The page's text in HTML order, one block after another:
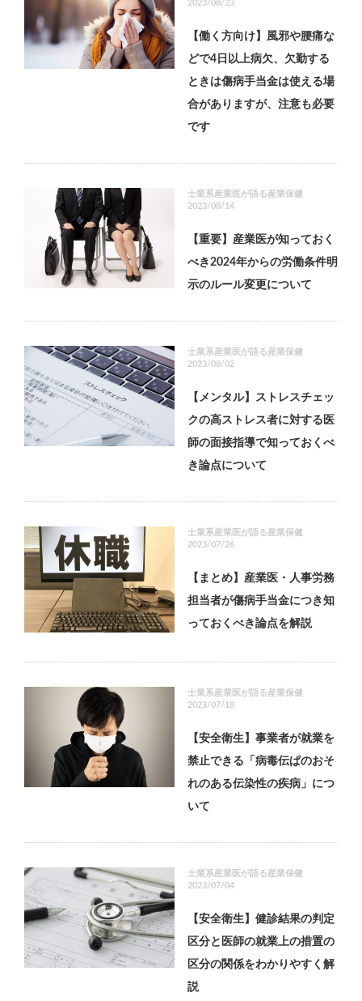
2023/08/23
【働く方向け】風邪や腰痛な
どで4日以上病欠、欠勤する
ときは傷病手当金は使える場
合がありますが、注意も必要
です
士業系産業医が語る産業保健
2023/08/14
【重要】産業医が知っておく
べき2024年からの労働条件明
示のルール変更について
士業系産業医が語る産業保健
2023/08/02
【メンタル】ストレスチェッ
クの高ストレス者に対する医
師の面接指導で知っておくべ
き論点について
士業系産業医が語る産業保健
2023/07/26
【まとめ】産業医・人事労務
担当者が傷病手当金につき知
っておくべき論点を解説
士業系産業医が語る産業保健
2023/07/18
【安全衛生】事業者が就業を
禁止できる「病毒伝ぱのおそ
れのある伝染性の疾病」につ
いて
士業系産業医が語る産業保健
2023/07/04
【安全衛生】健診結果の判定
区分と医師の就業上の措置の
区分の関係をわかりやすく解
説